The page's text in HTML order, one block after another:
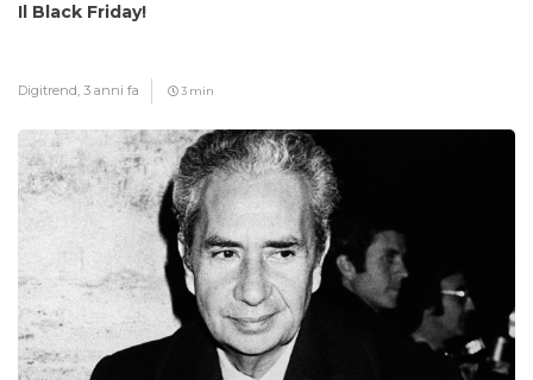
Il Black Friday!
Digitrend, 3 anni fa 3 min